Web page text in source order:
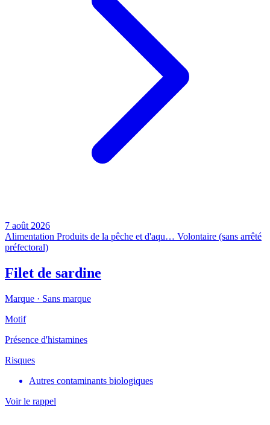
7 août 2026
Alimentation Produits de la pêche et d'aqu… Volontaire (sans arrêté
préfectoral)
Filet de sardine
Marque · Sans marque
Motif
Présence d'histamines
Risques
Autres contaminants biologiques
Voir le rappel